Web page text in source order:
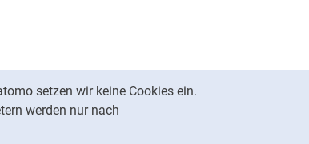
setzen wir keine Cookies ein.
werden nur nach